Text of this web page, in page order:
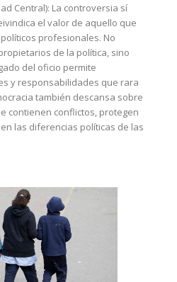
Central): La controversia sí
el valor de aquello que
profesionales. No
de la política, sino
del oficio permite
y responsabilidades que rara
también descansa sobre
contienen conflictos, protegen
las diferencias políticas de las